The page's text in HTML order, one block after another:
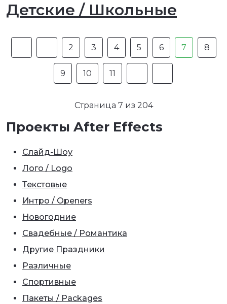
Детские / Школьные
2 3 4 5 6 7 8
9 10 11
Страница 7 из 204
Проекты After Effects
Слайд-Шоу
Лого / Logo
Текстовые
Интро / Openers
Новогодние
Свадебные / Романтика
Другие Праздники
Различные
Спортивные
Пакеты / Packages